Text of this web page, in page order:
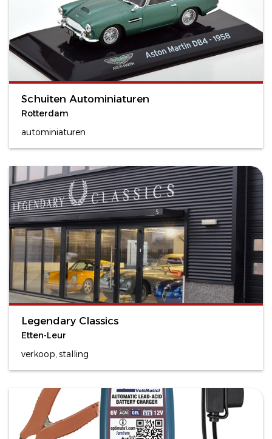
Schuiten Autominiaturen
Rotterdam
autominiaturen
Legendary Classics
Etten-Leur
verkoop, stalling